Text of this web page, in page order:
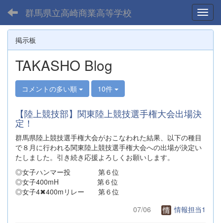
群馬県立高崎商業高等学校
掲示板
TAKASHO Blog
コメントの多い順 10件
【陸上競技部】関東陸上競技選手権大会出場決
定！
群馬県陸上競技選手権大会がおこなわれた結果、以下の種目
で８月に行われる関東陸上競技選手権大会への出場が決定い
たしました。引き続き応援よろしくお願いします。
◎女子ハンマー投 第６位
◎女子400mH 第６位
◎女子4✖︎400mリレー 第６位
07/06
情報担当1